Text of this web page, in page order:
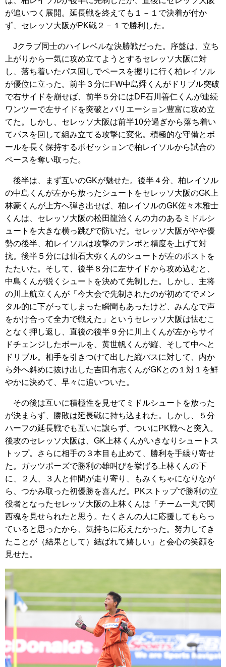
が追いつく展開。延長戦を終えても１－１で決着が付か
ず、セレッソ大阪がPK戦２－１で勝利した。
Jクラブ同士のハイレベルな決勝戦だった。序盤は、立ち
上がりから一気に攻め立てようとするセレッソ大阪に対
し、落ち着いたパス回しでペースを握りに行く柏レイソル
が優位に立った。前半３分にFW中島舜くんがドリブル突破
で右サイドを崩せば、前半５分にはDF石川善仁くんが連続
ワンツーで左サイドを突破とバリエーション豊富に攻め立
てた。しかし、セレッソ大阪は前半10分過ぎから落ち着い
てパスを回して組み立てる攻撃に変化。積極的な守備とボ
ールを長く保持するポゼッションで柏レイソルから試合の
ペースを奪い取った。
後半は、まず互いのGKが魅せた。後半４分、柏レイソル
の中島くんが左から放ったシュートをセレッソ大阪のGK上
林豪くんが上方へ弾き出せば、柏レイソルのGK佐々木雅士
くんは、セレッソ大阪の松田龍治くんの力のあるミドルシ
ュートを大きな横っ跳びで防いだ。セレッソ大阪がやや優
勢の後半、柏レイソルは攻撃のテンポと精度を上げて対
抗。後半５分には仙石大弥くんのシュートが左のポストを
たたいた。そして、後半８分に左サイドから攻め込むと、
中島くんが鋭くシュートを決めて先制した。しかし、主将
の川上航立くんが「今大会で先制されたのが初めてでメン
タル的に下がってしまった瞬間もあったけど、みんなで声
をかけ合って全力で戦えた」というセレッソ大阪は怯むこ
となく押し返し、直後の後半９分に川上くんが左からサイ
ドチェンジしたボールを、黄世帆くんが縦、そして中へと
ドリブル。相手を引きつけて出した縦パスに対して、内か
ら外へ斜めに抜け出した吉田有志くんがGKとの１対１を鮮
やかに決めて、早々に追いついた。
その後は互いに積極性を見せてミドルシュートを放った
が決まらず、勝敗は延長戦に持ち込まれた。しかし、５分
ハーフの延長戦でも互いに譲らず、ついにPK戦へと突入。
後攻のセレッソ大阪は、GK上林くんがいきなりシュートス
トップ。さらに相手の３本目も止めて、勝利を手繰り寄せ
た。ガッツポーズで勝利の雄叫びを挙げる上林くんの下
に、２人、３人と仲間が走り寄り、もみくちゃになりなが
ら、つかみ取った初優勝を喜んだ。PKストップで勝利の立
役者となったセレッソ大阪の上林くんは「チーム一丸で関
西魂を見せられたと思う。たくさんの人に応援してもらっ
ていると思ったから、気持ちに応えたかった。努力してき
たことが（結果として）結ばれて嬉しい」と会心の笑顔を
見せた。